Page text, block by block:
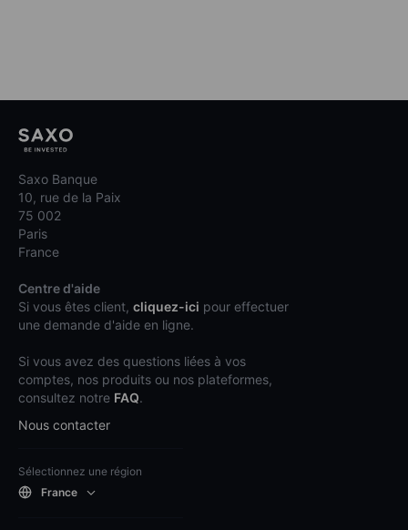
Saxo Banque
10, rue de la Paix
75 002
Paris
France
Centre d'aide
Si vous êtes client, cliquez-ici pour effectuer
une demande d'aide en ligne.
Si vous avez des questions liées à vos
comptes, nos produits ou nos plateformes,
consultez notre FAQ.
Nous contacter
Sélectionnez une région
France